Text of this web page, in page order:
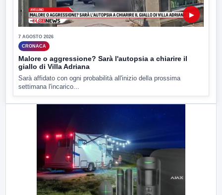
▶
7 AGOSTO 2026
CRONACA
Malore o aggressione? Sarà l'autopsia a chiarire il
giallo di Villa Adriana
Sarà affidato con ogni probabilità all'inizio della prossima
settimana l'incarico...